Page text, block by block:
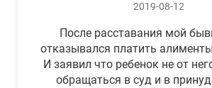
2019-08-12
После расставания мой
отказывался платить
И заявил что ребенок не от
обращаться в суд и в